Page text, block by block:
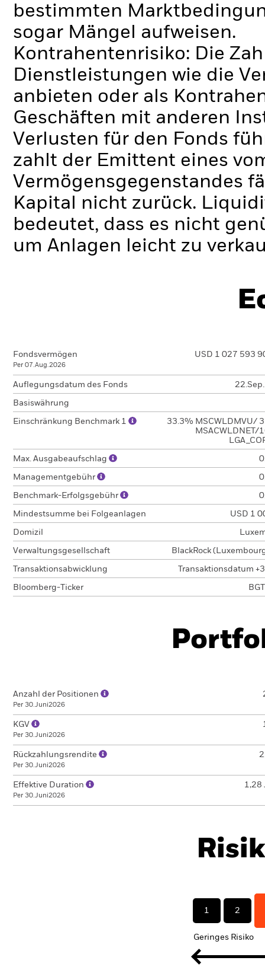
bestimmten
sogar Mängel aufweisen.
Kontrahentenrisiko: Die
Dienstleistungen wie die
anbieten oder als
Geschäften mit anderen
Verlusten für den Fonds
zahlt der Emittent eines
Vermögensgegenstandes
Kapital nicht zurück.
bedeutet, dass es nicht
um Anlagen leicht zu
Fondsvermögen
Per 07.Aug.2026
USD 1 027 593
Auflegungsdatum des Fonds
Basiswährung
Einschränkung Benchmark 1
33.3% MSCWLDMVU/
MSACWLDNET/
Max. Ausgabeaufschlag
Managementgebühr
Benchmark-Erfolgsgebühr
Mindestsumme bei Folgeanlagen USD 1
Domizil
Verwaltungsgesellschaft BlackRock
Transaktionsabwicklung Transaktionsdatum
Bloomberg-Ticker
Anzahl der Positionen
Per 30.Juni2026
KGV
Per 30.Juni2026
Rückzahlungsrendite
Per 30.Juni2026
Effektive Duration
Per 30.Juni2026
1,28
1 2
Geringes Risiko